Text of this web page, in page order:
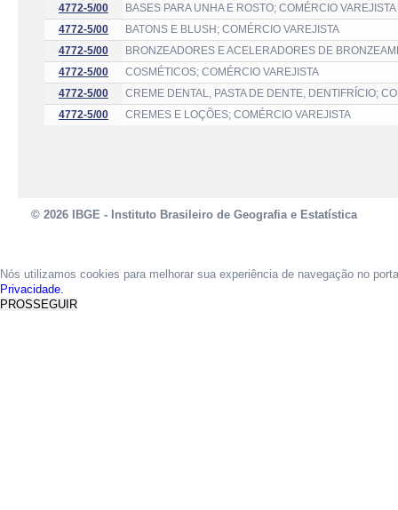
4772-5/00
BASES PARA UNHA E ROSTO; COMÉRCIO VAREJISTA
4772-5/00
BATONS E BLUSH; COMÉRCIO VAREJISTA
4772-5/00
BRONZEADORES E ACELERADORES DE
4772-5/00
COSMÉTICOS; COMÉRCIO VAREJISTA
4772-5/00
CREME DENTAL, PASTA DE DENTE, DENTIFRÍCIO;
4772-5/00
CREMES E LOÇÕES; COMÉRCIO VAREJISTA
© 2026 IBGE - Instituto Brasileiro de Geografia e Estatística
Nós utilizamos cookies para melhorar sua experiência de navegação no
Privacidade.
PROSSEGUIR